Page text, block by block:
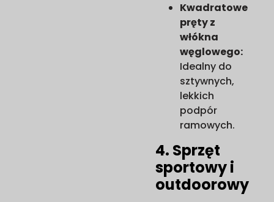
Kwadratowe
pręty z
włókna
węglowego:
Idealny do
sztywnych,
lekkich
podpór
ramowych.
4. Sprzęt
sportowy i
outdoorowy